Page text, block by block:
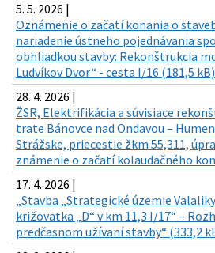
5. 5. 2026 |
Oznámenie o začatí konania o
nariadenie ústneho pojednávania
obhliadkou stavby: Rekonštrukcia
Ludvíkov Dvor“ - cesta I/16 (181,5 kB)
28. 4. 2026 |
ŽSR, Elektrifikácia a súvisiace
trate Bánovce nad Ondavou –
Strážske, priecestie žkm 55,311,
známenie o začatí kolaudačného
17. 4. 2026 |
„Stavba „Strategické územie
križovatka „D“ v km 11,3 I/17“ –
predčasnom užívaní stavby“ (333,2